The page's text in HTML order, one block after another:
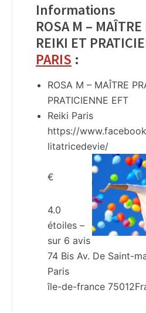
Informations
ROSA M –
REIKI ET
PARIS :
ROSA M – MAÎTRE
PRATICIENNE EFT
Reiki Paris
https://
litatricedevie/
€
4.0
étoiles –
sur 6 avis
74 Bis Av. De Saint-
Paris
île-de-france 75012